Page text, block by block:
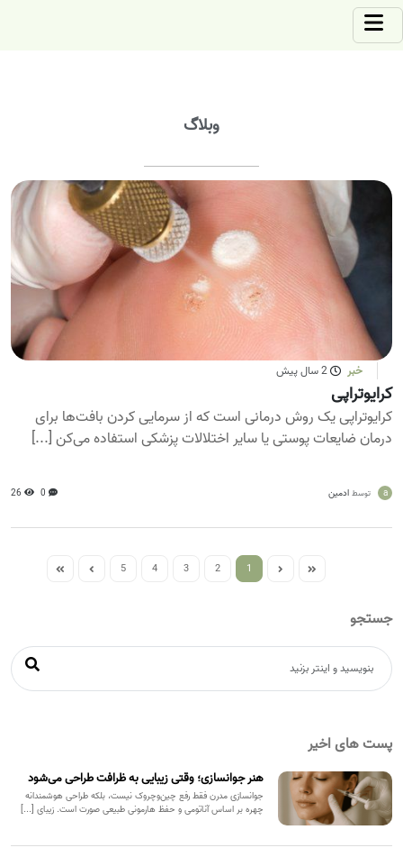
وبلاگ
خبر 2 سال پیش
کرایوتراپی
کرایوتراپی یک روش درمانی است که از سرمایی کردن بافت‌ها برای
درمان ضایعات پوستی یا سایر اختلالات پزشکی استفاده می‌کن [...]
a توسط ادمین 0
26
1
2
3
4
5
جستجو
پست های اخیر
هنر جوانسازی؛ وقتی زیبایی به ظرافت طراحی می‌شود
جوانسازی مدرن فقط رفع چین‌وچروک نیست، بلکه طراحی هوشمندانه
چهره بر اساس آناتومی و حفظ هارمونی طبیعی صورت است. زیبای [...]